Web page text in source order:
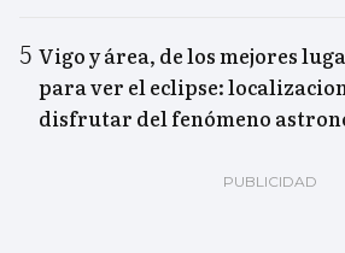
Vigo y área, de los mejores
para ver el eclipse:
disfrutar del fenómeno